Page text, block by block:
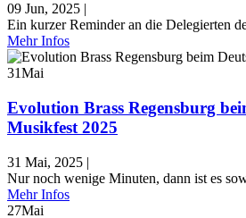
09 Jun, 2025 |
Ein kurzer Reminder an die Delegierten
Mehr Infos
31Mai
Evolution Brass Regensburg
Musikfest 2025
31 Mai, 2025 |
Nur noch wenige Minuten, dann ist es
Mehr Infos
27Mai